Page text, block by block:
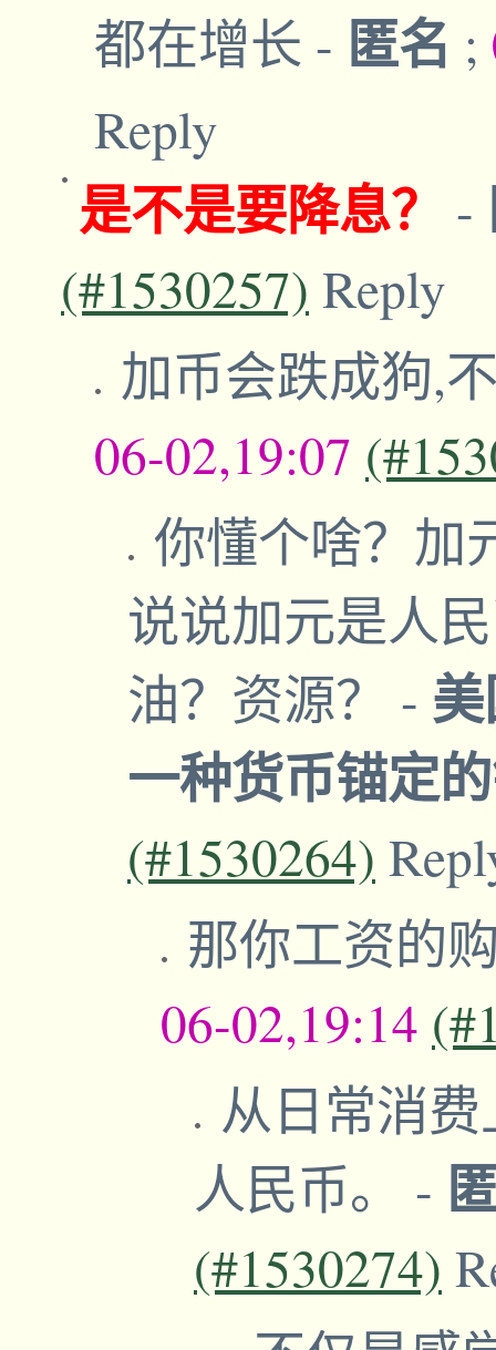
都在增长 - 匿名 ;
Reply
是不是要降息？ -
(#1530257) Reply
加币会跌成狗,
06-02,19:07
你懂个啥？加
说说加元是人
油？资源？ -
一种货币锚定
(#1530264)
那你工资的
06-02,19:14
从日常消
人民币。 -
(#1530274)